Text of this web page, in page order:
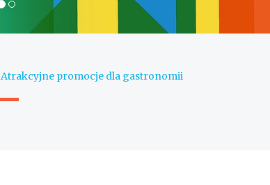
Atrakcyjne promocje dla gastronomii